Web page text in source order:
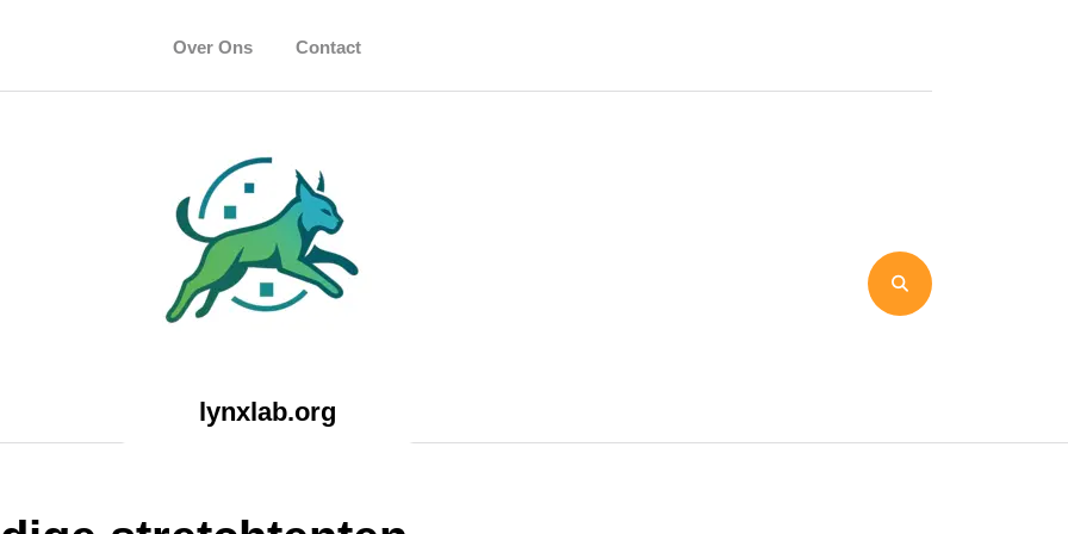
Over Ons Contact
lynxlab.org